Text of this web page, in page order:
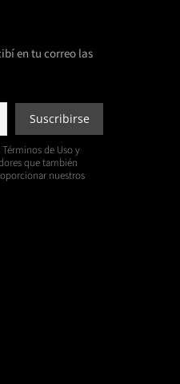
en tu correo las
de Uso y
que también
nuestros